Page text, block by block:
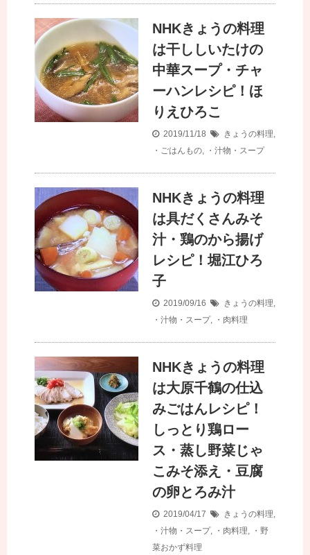
NHKきょうの料理
は干ししいたけの
中華スープ・チャ
ーハンレシピ！ほ
りえひろこ
2019/11/18 きょうの料理
・ごはんもの
・汁物・スープ
NHKきょうの料理
は具だくさんみそ
汁・鶏のから揚げ
レシピ！堀江ひろ
子
2019/09/16 きょうの料理
・汁物・スープ, ・肉料理
NHKきょうの料理
は大原千鶴の仕込
みごはんレシピ！
しっとり鶏ロー
ス・蒸し野菜じゃ
こみそ添え・豆腐
の卵とろみ汁
2019/04/17 きょうの料理
・汁物・スープ, ・肉料理
・野
菜おかず料理